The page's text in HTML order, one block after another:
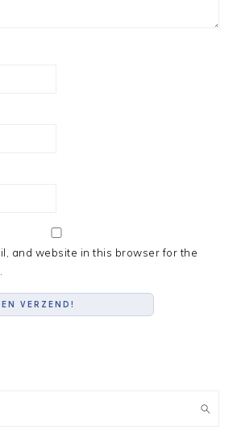
and website in this browser for the